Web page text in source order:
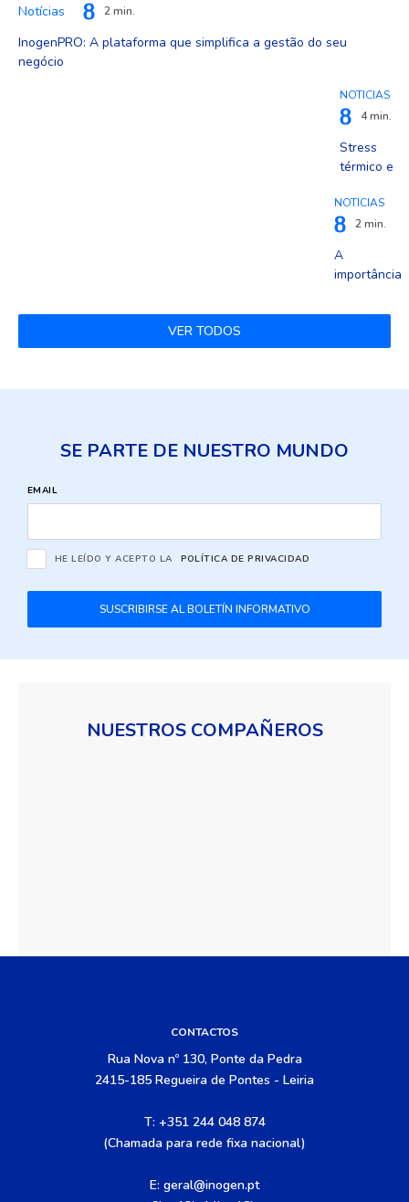
Notícias 2 min.
InogenPRO: A plataforma que simplifica a gestão do seu
negócio
NOTÍCIAS
4 min.
Stress
térmico e
calor:
desafios
para a
saúde dos
companhia
NOTÍCIAS
2 min.
A
importância
suplementos
de animais
VER TODOS
SE PARTE DE NUESTRO MUNDO
EMAIL
SUSCRIBIRSE AL BOLETÍN INFORMATIVO
HE LEÍDO Y ACEPTO LA POLÍTICA DE PRIVACIDAD
NUESTROS COMPAÑEROS
CONTACTOS
Rua Nova nº 130, Ponte da Pedra
2415-185 Regueira de Pontes - Leiria
T: +351 244 048 874
(Chamada para rede fixa nacional)
E: geral@inogen.pt